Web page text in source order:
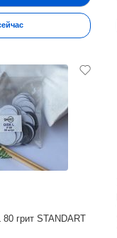
грит STANDART